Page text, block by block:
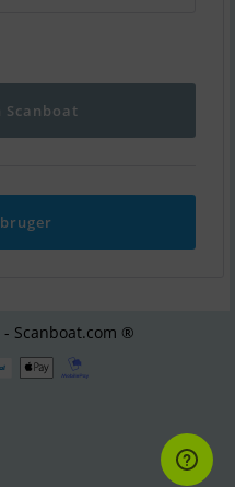
Scanboat.com ®